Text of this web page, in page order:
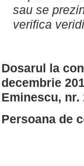
sau se
verifica
Dosarul la
decembrie
Eminescu, nr.
Persoana de